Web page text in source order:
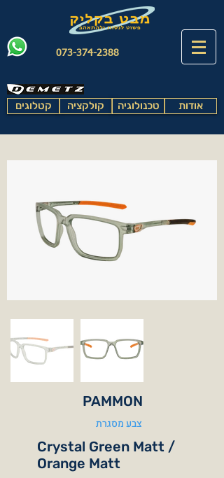
073-374-2388
קטלוגים קולקציה טכנולוגיה אודות
PAMMON
צבע מסגרת
Crystal Green Matt /
Orange Matt